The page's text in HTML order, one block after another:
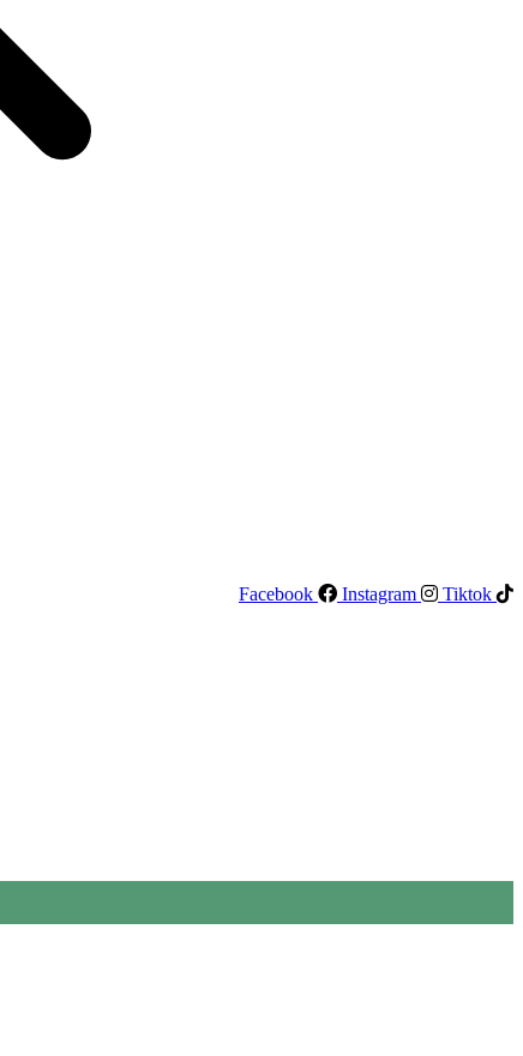
Facebook
Instagram Tiktok